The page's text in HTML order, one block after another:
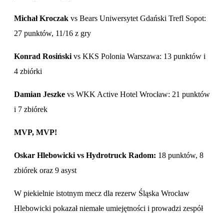
Michał Kroczak vs Bears Uniwersytet Gdański Trefl Sopot:
27 punktów, 11/16 z gry
Konrad Rosiński vs KKS Polonia Warszawa: 13 punktów i
4 zbiórki
Damian Jeszke vs WKK Active Hotel Wrocław: 21 punktów
i 7 zbiórek
MVP, MVP!
Oskar Hlebowicki vs Hydrotruck Radom: 18 punktów, 8
zbiórek oraz 9 asyst
W piekielnie istotnym mecz dla rezerw Śląska Wrocław
Hlebowicki pokazał niemałe umiejętności i prowadzi zespół